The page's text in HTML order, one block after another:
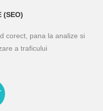
(SEO)
corect, pana la analize si
a traficului